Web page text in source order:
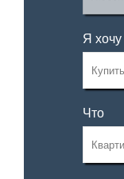
Я хочу
Что